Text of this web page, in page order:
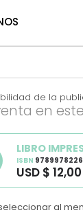
de la
en
LIBRO
ISBN
USD $ 12,00
al